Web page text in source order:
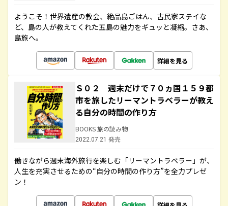
ようこそ！世界遺産の教会、絶品島ごはん、古民家ステイな
ど、島の人が教えてくれた五島の魅力をギュッと凝縮。さあ、
島旅へ。
詳細を見る
Ｓ０２ 週末だけで７０ヵ国１５９都
市を旅したリーマントラベラーが教え
る自分の時間の作り方
BOOKS 旅の読み物
2022.07.21 発売
働きながら週末海外旅行を楽しむ「リーマントラベラー」が、
人生を充実させるための“自分の時間の作り方”を全力プレゼ
ン！